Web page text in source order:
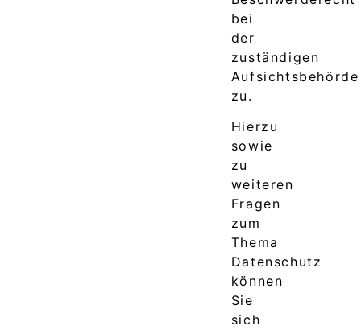
bei
der
zuständigen
Aufsichtsbehörde
zu.
Hierzu
sowie
zu
weiteren
Fragen
zum
Thema
Datenschutz
können
Sie
sich